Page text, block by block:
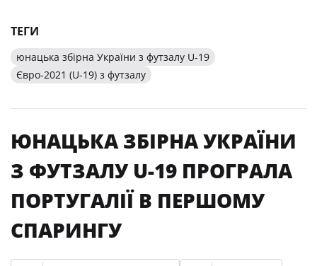
ТЕГИ
юнацька збірна України з футзалу U-19
Євро-2021 (U-19) з футзалу
ЮНАЦЬКА ЗБІРНА УКРАЇНИ
З ФУТЗАЛУ U-19 ПРОГРАЛА
ПОРТУГАЛІЇ В ПЕРШОМУ
СПАРИНГУ